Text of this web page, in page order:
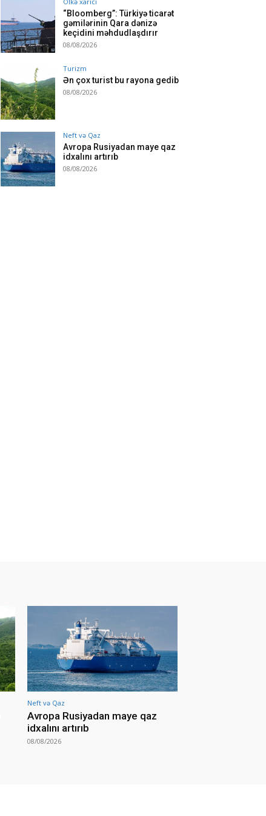
“Bloomberg”: Türkiyə ticarət
gəmilərinin Qara dənizə
keçidini məhdudlaşdırır
08/08/2026
Turizm
Ən çox turist bu rayona gedib
08/08/2026
Neft və Qaz
Avropa Rusiyadan maye qaz
idxalını artırıb
08/08/2026
Neft və Qaz
Avropa Rusiyadan maye qaz
idxalını artırıb
08/08/2026